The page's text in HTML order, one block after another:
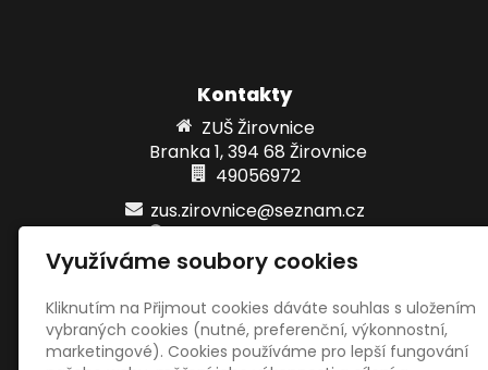
Kontakty
ZUŠ Žirovnice
Branka 1, 394 68 Žirovnice
49056972
zus.zirovnice@seznam.cz
www.zuszirovnice.cz
+420 733 101 872
621280359/0800
Využíváme soubory cookies
Kliknutím na Přijmout cookies dáváte souhlas s uložením
vybraných cookies (nutné, preferenční, výkonnostní,
marketingové). Cookies používáme pro lepší fungování